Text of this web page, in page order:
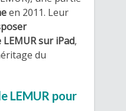
en 2011. Leur
sur iPad,
du
LEMUR pour